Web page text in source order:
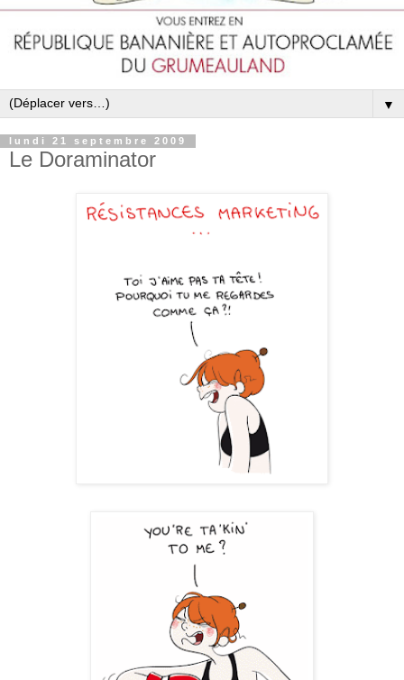
▼
lundi 21 septembre 2009
Le Doraminator